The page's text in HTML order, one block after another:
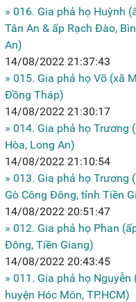
» 016. Gia phả họ Huỳnh
Tân An & ấp Rạch Đào,
An)
14/08/2022 21:37:43
» 015. Gia phả họ Võ (xã
Đồng Tháp)
14/08/2022 21:30:17
» 014. Gia phả họ Trương
Hòa, Long An)
14/08/2022 21:10:54
» 013. Gia phả họ Trương
Gò Công Đông, tỉnh Tiền
14/08/2022 20:51:47
» 012. Gia phả họ Phan
Đông, Tiền Giang)
14/08/2022 20:43:45
» 011. Gia phả họ
huyện Hóc Môn, TP.HCM)